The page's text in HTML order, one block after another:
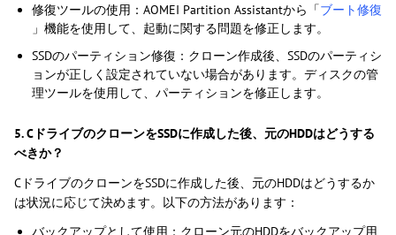
修復ツールの使用：AOMEI Partition Assistantから「ブート修復
」機能を使用して、起動に関する問題を修正します。
SSDのパーティション修復：クローン作成後、SSDのパーティシ
ョンが正しく設定されていない場合があります。ディスクの管
理ツールを使用して、パーティションを修正します。
5. CドライブのクローンをSSDに作成した後、元のHDDはどうする
べきか？
CドライブのクローンをSSDに作成した後、元のHDDはどうするか
は状況に応じて決めます。以下の方法があります：
バックアップとして使用：クローン元のHDDをバックアップ用